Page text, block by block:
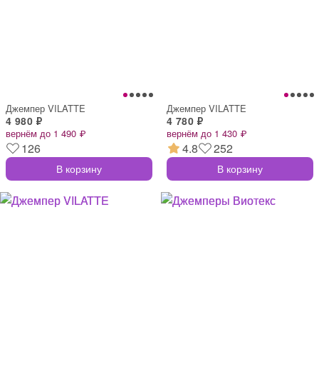
Джемпер VILATTE
4 980 ₽
вернём до 1 490 ₽
126
В корзину
Джемпер VILATTE
4 780 ₽
вернём до 1 430 ₽
4.8 252
В корзину